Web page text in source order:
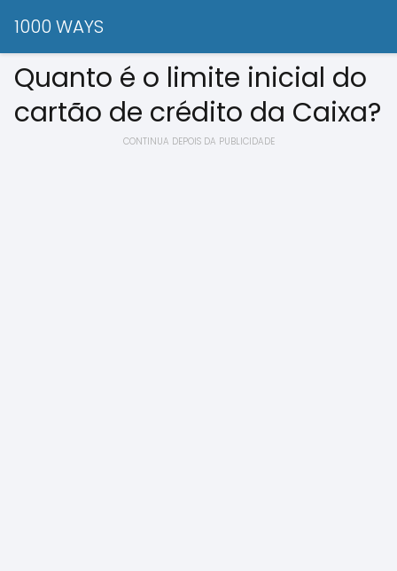
1000 WAYS
Quanto é o limite inicial do
cartão de crédito da Caixa?
CONTINUA DEPOIS DA PUBLICIDADE